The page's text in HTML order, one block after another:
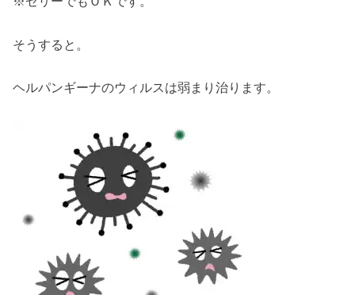
そうすると。
ヘルパンギーナのウィルスは弱まり治ります。